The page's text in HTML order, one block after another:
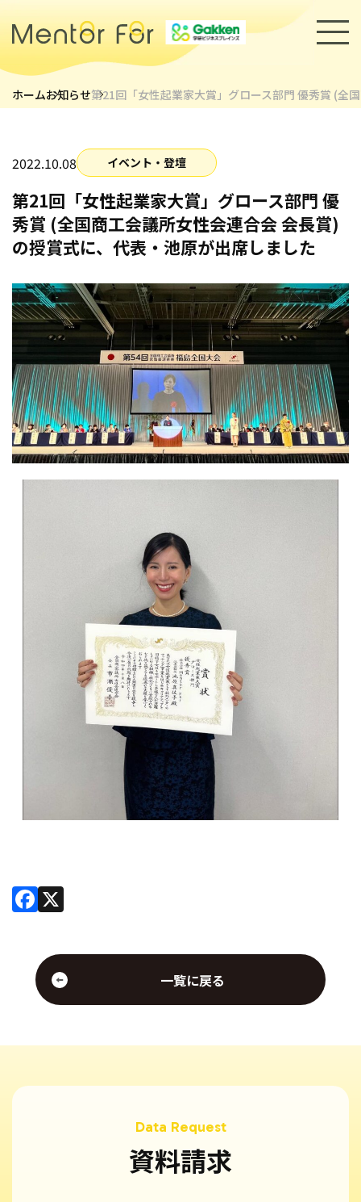
トップページ
キャリアメンターについて
メンター紹介
導入事例 セミナー・イベント
採用情報 お知らせ
会社情報 お問い合わせ
お役立ち資料
ホームお知らせ第21回「女性起業家大賞」グロース部門 優秀賞 (全
2022.10.08 イベント・登壇
第21回「女性起業家大賞」グロース部門 優
秀賞 (全国商工会議所女性会連合会 会長賞)
の授賞式に、代表・池原が出席しました
Facebook
一覧に戻る
資料請求